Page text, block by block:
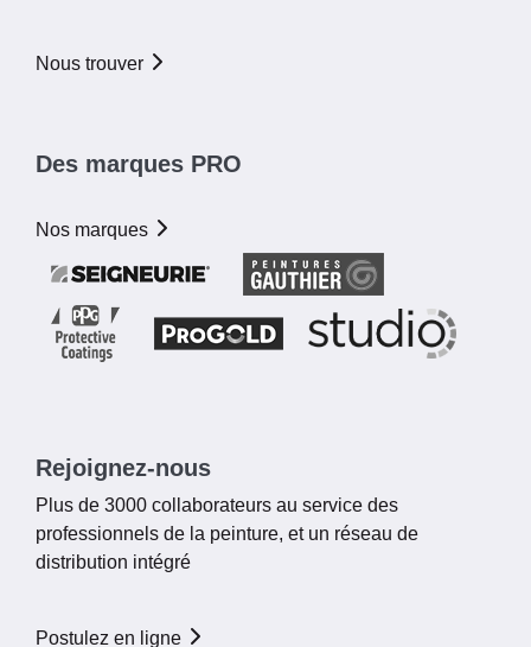
Nous trouver
Des marques PRO
Nos marques
Rejoignez-nous
Plus de 3000 collaborateurs au service des
professionnels de la peinture, et un réseau de
distribution intégré
Postulez en ligne